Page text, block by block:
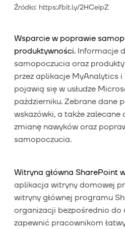
Źródło: https://bit.ly/2HCeipZ
Wsparcie w poprawie
produktywności. Informacje
samopoczucia oraz
przez aplikacje MyAnalytics
pojawią się w usłudze
październiku. Zebrane dane
wskazówki, a także zalecane
zmianę nawyków oraz
samopoczucia.
Witryna główna SharePoint
aplikacja witryny domowej
witryny głównej programu
organizacji bezpośrednio do
zapewnić pracownikom